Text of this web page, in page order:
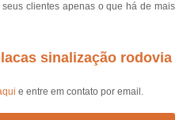
clientes apenas o que há de mais
sinalização rodovia
e entre em contato por email.